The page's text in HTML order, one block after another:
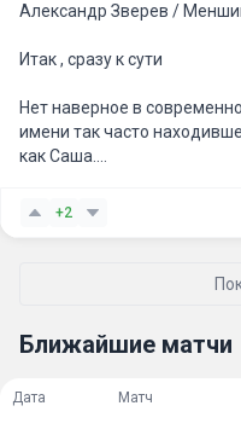
Александр Зверев /
Итак , сразу к сути
Нет наверное в
имени так часто
как Саша.
4 или 5 финалов ,
фундамент
одинаковому сценарию ,
К сути, это удивительный
если не ошибаюсь, Рууд
+2
Ближайшие матчи
Дата Матч